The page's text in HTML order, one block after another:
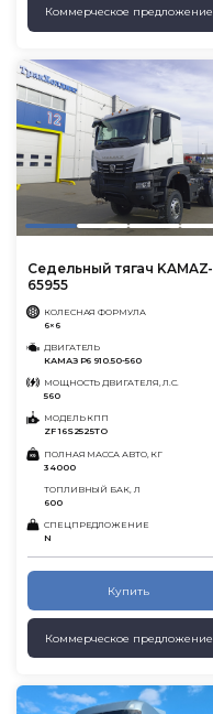
Коммерческое предложение
Седельный тягач KAMAZ-
65955
КОЛЕСНАЯ ФОРМУЛА
6×6
ДВИГАТЕЛЬ
КАМАЗ Р6 910.50-560
МОЩНОСТЬ ДВИГАТЕЛЯ, Л.С.
560
МОДЕЛЬ КПП
ZF 16S2525TO
ПОЛНАЯ МАССА АВТО, КГ
34000
ТОПЛИВНЫЙ БАК, Л
600
СПЕЦПРЕДЛОЖЕНИЕ
N
Купить
Коммерческое предложение